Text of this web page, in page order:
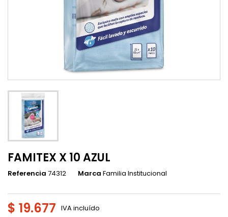
FAMITEX X 10 AZUL
Referencia 74312 Marca Familia Institucional
$ 19.677 IVA incluído